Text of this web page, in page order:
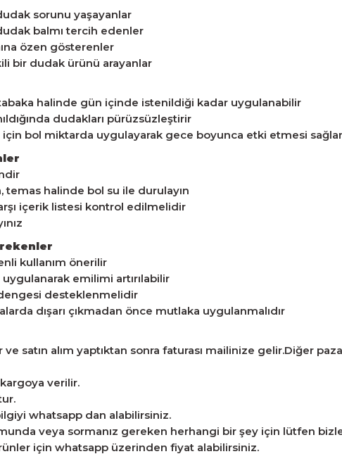
sorunu yaşayanlar
balmı tercih edenler
özen gösterenler
bir dudak ürünü arayanlar
halinde gün içinde istenildiği kadar uygulanabilir
dudakları pürüzsüzleştirir
için bol miktarda uygulayarak gece boyunca etki etmesi
temas halinde bol su ile durulayın
içerik listesi kontrol edilmelidir
kullanım önerilir
emilimi artırılabilir
desteklenmelidir
dışarı çıkmadan önce mutlaka uygulanmalıdır
satın alım yaptıktan sonra faturası mailinize gelir.Diğer
verilir.
whatsapp dan alabilirsiniz.
veya sormanız gereken herhangi bir şey için lütfen
için whatsapp üzerinden fiyat alabilirsiniz.